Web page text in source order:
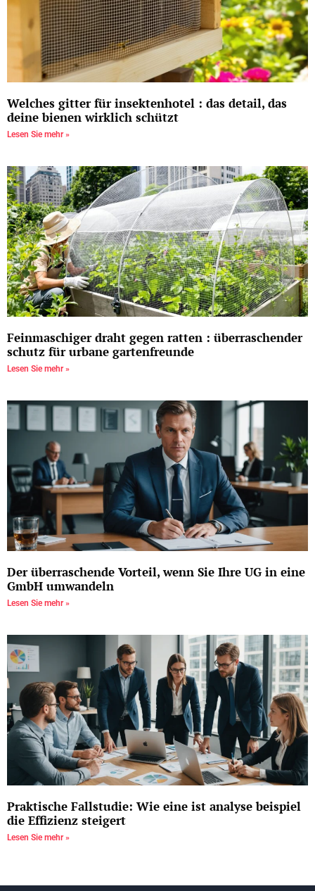
Welches gitter für insektenhotel : das detail, das
deine bienen wirklich schützt
Lesen Sie mehr »
Feinmaschiger draht gegen ratten : überraschender
schutz für urbane gartenfreunde
Lesen Sie mehr »
Der überraschende Vorteil, wenn Sie Ihre UG in eine
GmbH umwandeln
Lesen Sie mehr »
Praktische Fallstudie: Wie eine ist analyse beispiel
die Effizienz steigert
Lesen Sie mehr »